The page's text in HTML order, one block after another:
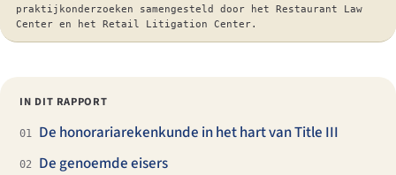
praktijkonderzoeken samengesteld door het Restaurant Law
Center en het Retail Litigation Center.
IN DIT RAPPORT
01 De honorariarekenkunde in het hart van Title III
02 De genoemde eisers